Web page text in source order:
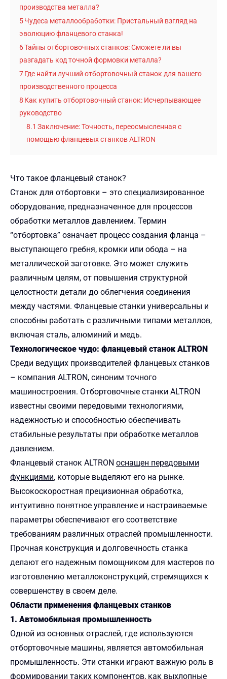
производства металла?
5Чудеса металлообработки: Пристальный взгляд на
эволюцию фланцевого станка!
6Тайны отбортовочных станков: Сможете ли вы
разгадать код точной формовки металла?
7Где найти лучший отбортовочный станок для вашего
производственного процесса
8 Как купить отбортовочный станок: Исчерпывающее
руководство
8.1 Заключение: Точность, переосмысленная с
помощью фланцевых станков ALTRON
Что такое фланцевый станок?
Станок для отбортовки – это специализированное
оборудование, предназначенное для процессов
обработки металлов давлением. Термин
“отбортовка” означает процесс создания фланца –
выступающего гребня, кромки или обода – на
металлической заготовке. Это может служить
различным целям, от повышения структурной
целостности детали до облегчения соединения
между частями. Фланцевые станки универсальны и
способны работать с различными типами металлов,
включая сталь, алюминий и медь.
Технологическое чудо: фланцевый станок ALTRON
Среди ведущих производителей фланцевых станков
– компания ALTRON, синоним точного
машиностроения. Отбортовочные станки ALTRON
известны своими передовыми технологиями,
надежностью и способностью обеспечивать
стабильные результаты при обработке металлов
давлением.
Фланцевый станок ALTRON оснащен передовыми
функциями, которые выделяют его на рынке.
Высокоскоростная прецизионная обработка,
интуитивно понятное управление и настраиваемые
параметры обеспечивают его соответствие
требованиям различных отраслей промышленности.
Прочная конструкция и долговечность станка
делают его надежным помощником для мастеров по
изготовлению металлоконструкций, стремящихся к
совершенству в своем деле.
Области применения фланцевых станков
1. Автомобильная промышленность
Одной из основных отраслей, где используются
отбортовочные машины, является автомобильная
промышленность. Эти станки играют важную роль в
формировании таких компонентов, как выхлопные